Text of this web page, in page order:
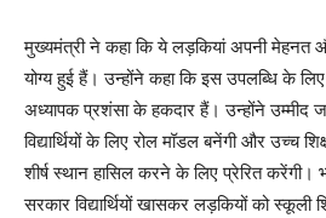
मुख्यमंत्री ने कहा कि ये लड़कियां अपनी
योग्य हुई हैं। उन्होंने कहा कि इस उपलब्धि के लिए
अध्यापक प्रशंसा के हकदार हैं। उन्होंने उम्मीद
विद्यार्थियों के लिए रोल मॉडल बनेंगी और उच्च
शीर्ष स्थान हासिल करने के लिए प्रेरित करेंगी।
सरकार विद्यार्थियों खासकर लड़कियों को स्कूली